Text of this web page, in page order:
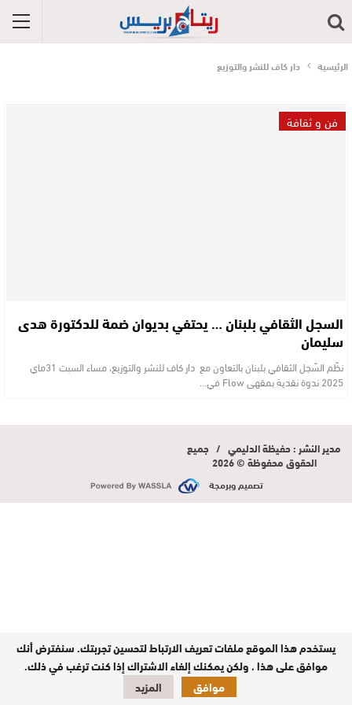
الرئيسية دار كاف للنشر والتوزيع
فن و ثقافة
السجل الثقافي بلبنان … يحتفي بديوان ضمة للدكتورة هدى
سليمان
نظّم السّجل الثقافي بلبنان بالتعاون مع دار كاف للنشر والتوزيع، مساء السبت 31ماي
2025 ندوة نقدية بمقهى Flow في…
مدير النشر : حفيظة الدليمي / جميع
الحقوق محفوظة © 2026
تصميم وبرمجة
يستخدم هذا الموقع ملفات تعريف الارتباط لتحسين تجربتك. سنفترض أنك
موافق على هذا ، ولكن يمكنك إلغاء الاشتراك إذا كنت ترغب في ذلك.
موافق
المزيد